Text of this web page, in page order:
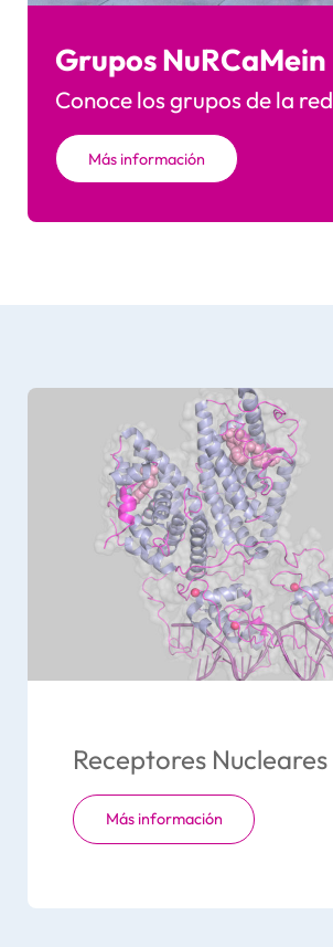
Grupos NuRCaMein
Conoce los grupos de la red
Más información
Receptores Nucleares
Más información